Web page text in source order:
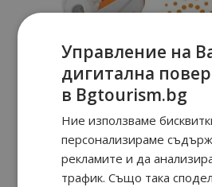
Управление на
дигитална
в Bgtourism.bg
Ние използваме
персонализираме
рекламите и да
трафик. Също така